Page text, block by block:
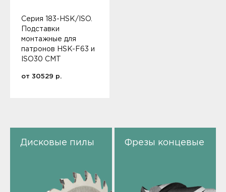
Серия 183-HSK/ISO.
Подставки
монтажные для
патронов HSK-F63 и
ISO30 CMT
от 30529 р.
Дисковые пилы Фрезы концевые